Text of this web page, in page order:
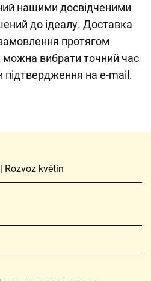
нашими досвідченими
до ідеалу. Доставка
протягом
можна вибрати точний час
підтвердження на e-mail.
Rozvoz květin